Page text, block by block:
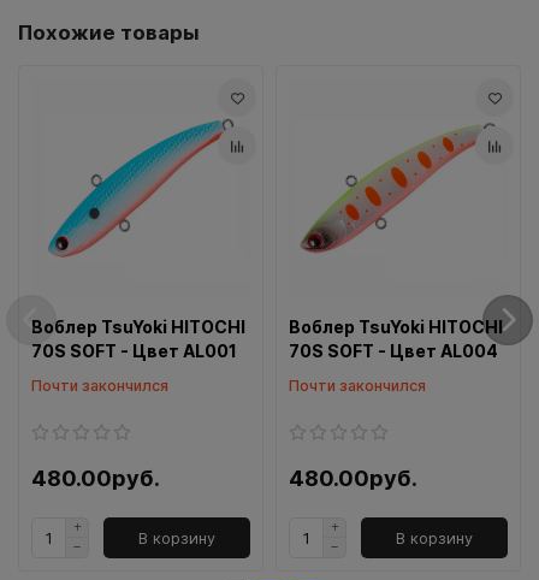
Похожие товары
Воблер TsuYoki HITOCHI
70S SOFT - Цвет AL001
Почти закончился
480.00руб.
В корзину
Воблер TsuYoki HITOCHI
70S SOFT - Цвет AL004
Почти закончился
480.00руб.
В корзину